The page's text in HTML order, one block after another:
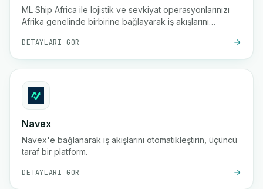
ML Ship Africa ile lojistik ve sevkiyat operasyonlarınızı
Afrika genelinde birbirine bağlayarak iş akışlarını
DETAYLARI GÖR
Navex
Navex'e bağlanarak iş akışlarını otomatikleştirin, üçüncü
taraf bir platform.
DETAYLARI GÖR